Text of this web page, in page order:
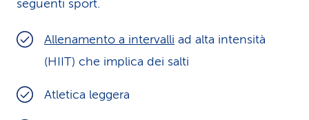
seguenti sport.
Allenamento a intervalli ad alta intensità
(HIIT) che implica dei salti
Atletica leggera